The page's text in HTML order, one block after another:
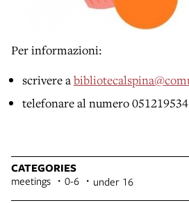
Per informazioni:
scrivere a
telefonare al numero
CATEGORIES
meetings 0-6 under 16